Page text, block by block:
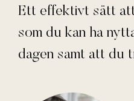
Ett effektivt sätt
som du kan ha
dagen samt att du